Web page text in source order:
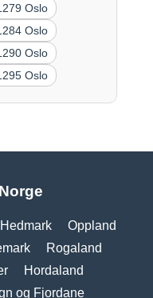
Oslo
Oslo
Oslo
Oslo
Hedmark
Oppland
Rogaland
Hordaland
og Fjordane